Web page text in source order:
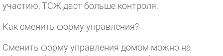
участию, ТСЖ даст больше контроля.
Как сменить форму управления?
Сменить форму управления домом можно на